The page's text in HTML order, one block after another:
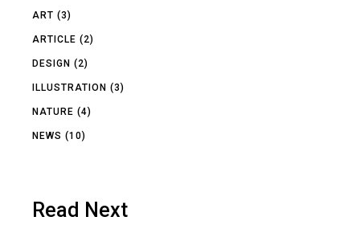
ART (3)
ARTICLE (2)
DESIGN (2)
ILLUSTRATION (3)
NATURE (4)
NEWS (10)
Read Next